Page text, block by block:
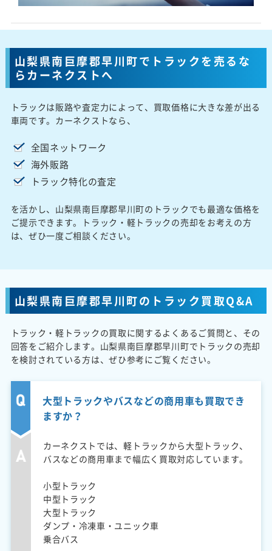
山梨県南巨摩郡早川町でトラックを売るな
らカーネクストへ
トラックは販路や査定力によって、買取価格に大きな差が出る
車両です。カーネクストなら、
全国ネットワーク
海外販路
トラック特化の査定
を活かし、山梨県南巨摩郡早川町のトラックでも最適な価格を
ご提示できます。トラック・軽トラックの売却をお考えの方
は、ぜひ一度ご相談ください。
山梨県南巨摩郡早川町のトラック買取Q&A
トラック・軽トラックの買取に関するよくあるご質問と、その
回答をご紹介します。山梨県南巨摩郡早川町でトラックの売却
を検討されている方は、ぜひ参考にご覧ください。
大型トラックやバスなどの商用車も買取でき
ますか？
カーネクストでは、軽トラックから大型トラック、
バスなどの商用車まで幅広く買取対応しています。
小型トラック
中型トラック
大型トラック
ダンプ・冷凍車・ユニック車
乗合バス